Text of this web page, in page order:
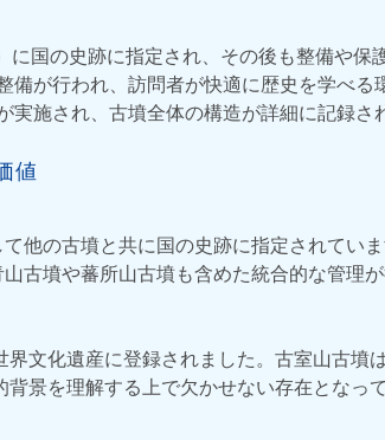
国の史跡に指定され、その後も整備や保
備が行われ、訪問者が快適に歴史を学べる
施され、古墳全体の構造が詳細に記録さ
値
他の古墳と共に国の史跡に指定されてい
古墳や蕃所山古墳も含めた統合的な管理が
文化遺産に登録されました。古室山古墳
景を理解する上で欠かせない存在となって